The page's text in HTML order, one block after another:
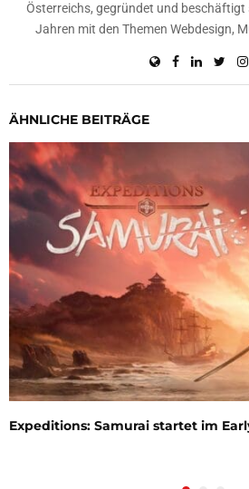
Österreichs, gegründet und beschäftigt
Jahren mit den Themen Webdesign,
ÄHNLICHE BEITRÄGE
Expeditions: Samurai startet im